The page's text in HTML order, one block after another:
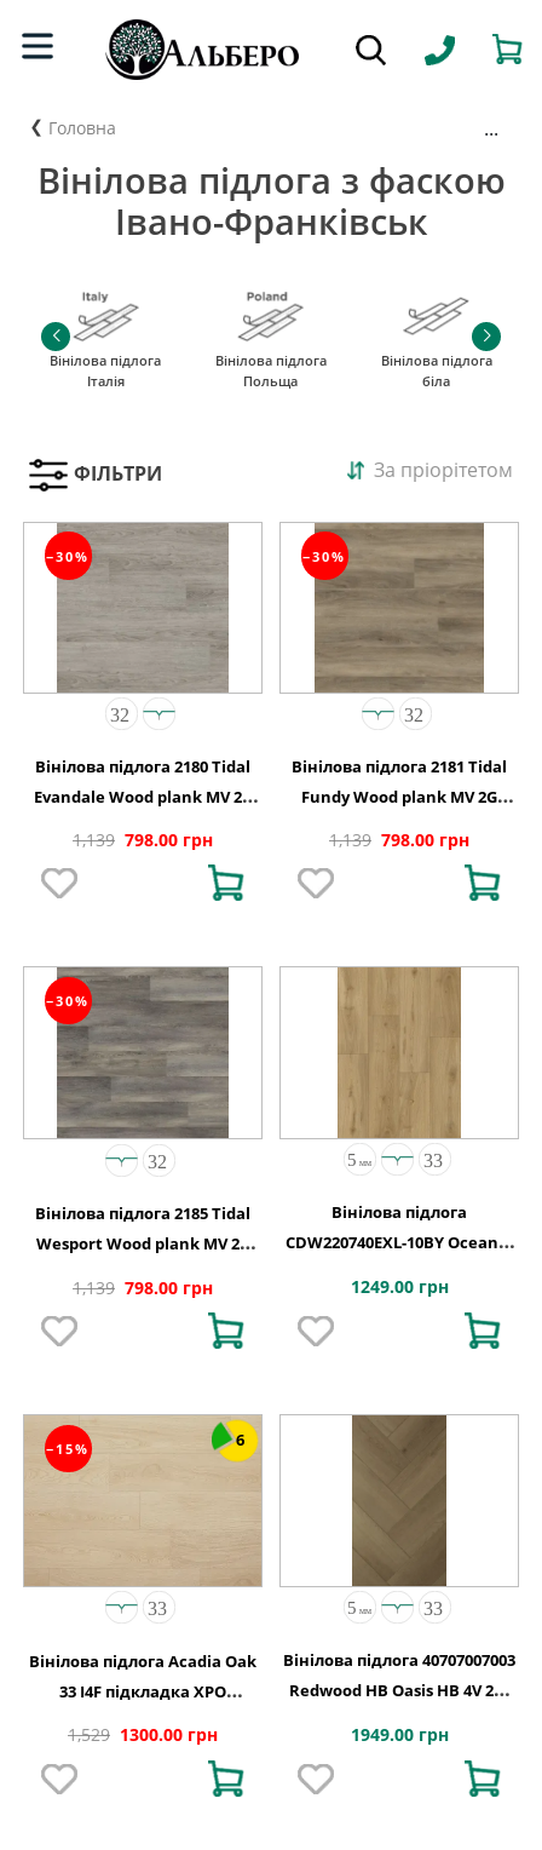
Головна ...
Вінілова підлога з фаскою
Івано-Франківськ
Вінілова підлога
Італія
Вінілова підлога
Польща
Вінілова підлога
біла
ФІЛЬТРИ За пріорітетом
−30%
Вінілова підлога 2180 Tidal
Evandale Wood plank MV 2G
1,139 798.00 грн
−30%
Вінілова підлога 2181 Tidal
Fundy Wood plank MV 2G
1,139 798.00 грн
−30%
Вінілова підлога 2185 Tidal
Wesport Wood plank MV 2G
1,139 798.00 грн
Вінілова підлога
CDW220740EXL-10BY Oceania
1220x180x5
1249.00 грн
−15% 6
Вінілова підлога Acadia Oak
33 I4F підкладка XPO
1,529 1300.00 грн
Вінілова підлога 40707007003
Redwood HB Oasis HB 4V 2G-
1949.00 грн